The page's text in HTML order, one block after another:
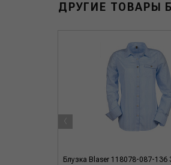
ДРУГИЕ ТОВАРЫ
Блузка Blaser 118078-087-136
‹